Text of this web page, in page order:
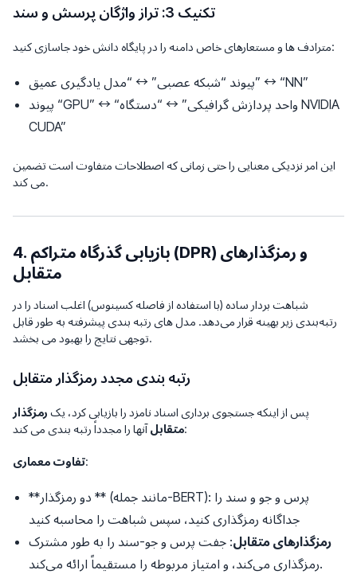
تکنیک 3: تراز واژگان پرسش و سند
مترادف ها و مستعارهای خاص دامنه را در پایگاه دانش خود جاسازی کنید:
پیوند “شبکه عصبی” ↔ “مدل یادگیری عمیق” ↔ “NN”
پیوند “GPU” ↔ “واحد پردازش گرافیکی” ↔ “دستگاه NVIDIA
CUDA”
این امر نزدیکی معنایی را حتی زمانی که اصطلاحات متفاوت است تضمین
می کند.
4. بازیابی گذرگاه متراکم (DPR) و رمزگذارهای
متقابل
شباهت بردار ساده (با استفاده از فاصله کسینوس) اغلب اسناد را در
رتبه‌بندی زیر بهینه قرار می‌دهد. مدل های رتبه بندی پیشرفته به طور قابل
توجهی نتایج را بهبود می بخشد.
رتبه بندی مجدد رمزگذار متقابل
پس از اینکه جستجوی برداری اسناد نامزد را بازیابی کرد، یک رمزگذار
متقابلآنها را مجدداً رتبه بندی می کند:
تفاوت معماری:
**دو رمزگذار ** (مانند جمله-BERT): پرس و جو و سند را
جداگانه رمزگذاری کنید، سپس شباهت را محاسبه کنید
رمزگذارهای متقابل: جفت پرس و جو-سند را به طور مشترک
رمزگذاری می‌کند، و امتیاز مربوطه را مستقیماً ارائه می‌کند.